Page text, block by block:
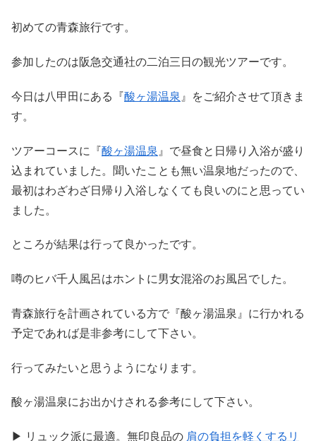
初めての青森旅行です。
参加したのは阪急交通社の二泊三日の観光ツアーです。
今日は八甲田にある『酸ヶ湯温泉 』をご紹介させて頂きま
す。
ツアーコースに『酸ヶ湯温泉 』で昼食と日帰り入浴が盛り
込まれていました。聞いたことも無い温泉地だったので、
最初はわざわざ日帰り入浴しなくても良いのにと思ってい
ました。
ところが結果は行って良かったです。
噂のヒバ千人風呂はホントに男女混浴のお風呂でした。
青森旅行を計画されている方で『酸ヶ湯温泉』に行かれる
予定であれば是非参考にして下さい。
行ってみたいと思うようになります。
酸ヶ湯温泉にお出かけされる参考にして下さい。
▶ リュック派に最適。無印良品の 肩の負担を軽くするリ